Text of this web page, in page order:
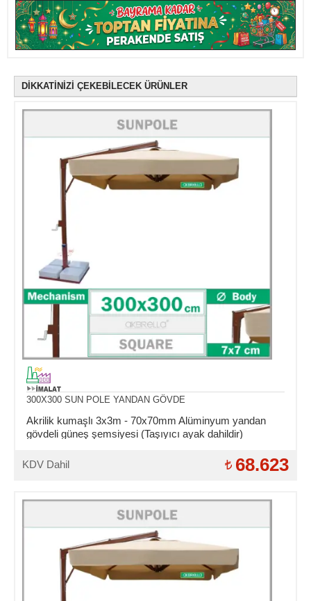
DİKKATİNİZİ ÇEKEBİLECEK ÜRÜNLER
300X300 SUN POLE YANDAN GÖVDE
Akrilik kumaşlı 3x3m - 70x70mm Alüminyum yandan
gövdeli güneş şemsiyesi (Taşıyıcı ayak dahildir)
KDV Dahil 68.623